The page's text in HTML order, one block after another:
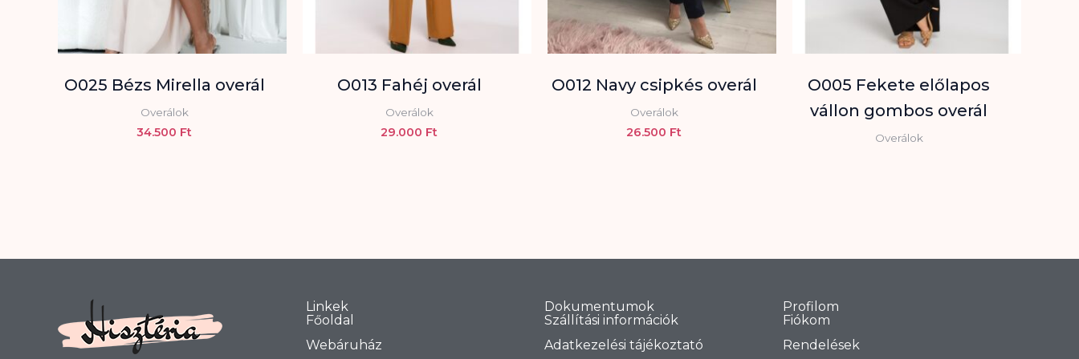
O025 Bézs Mirella overál
Overálok
34.500 Ft
O013 Fahéj overál
Overálok
29.000 Ft
O012 Navy csipkés overál
Overálok
26.500 Ft
O005 Fekete előlapos
vállon gombos overál
Overálok
Linkek
Főoldal
Webáruház
Dokumentumok
Szállítási információk
Adatkezelési tájékoztató
Profilom
Fiókom
Rendelések